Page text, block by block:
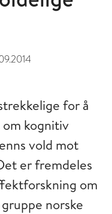
for å
kognitiv
vold mot
er fremdeles
om
norske